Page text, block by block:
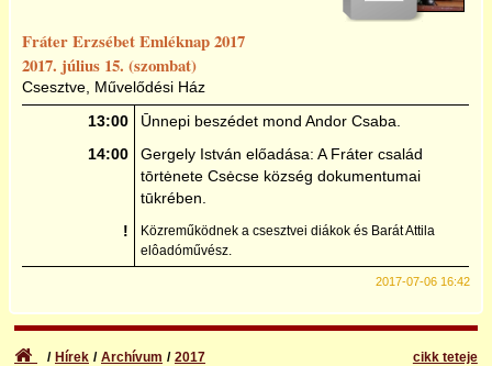
2018
Fráter Erzsébet Emléknap 2017
2017. július 15. (szombat)
Csesztve, Művelődési Ház
13:00
Ūnnepi beszédet mond Andor Csaba.
14:00
Gergely István előadása: A Fráter család
tōrtėnete Csėcse község dokumentumai
tūkrében.
!
Közreműködnek a csesztvei diákok és Barát Attila
elôadóművész.
2017-07-06 16:42
cikk teteje
Hírek Archívum 2017